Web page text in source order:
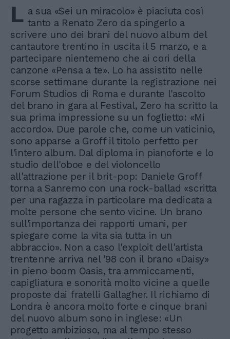
L a sua «Sei un miracolo» è piaciuta così
tanto a Renato Zero da spingerlo a
scrivere uno dei brani del nuovo album del
cantautore trentino in uscita il 5 marzo, e a
partecipare nientemeno che ai cori della
canzone «Pensa a te». Lo ha assistito nelle
scorse settimane durante la registrazione nei
Forum Studios di Roma e durante l'ascolto
del brano in gara al Festival, Zero ha scritto la
sua prima impressione su un foglietto: «Mi
accordo». Due parole che, come un vaticinio,
sono apparse a Groff il titolo perfetto per
l'intero album. Dal diploma in pianoforte e lo
studio dell'oboe e del violoncello
all'attrazione per il brit-pop: Daniele Groff
torna a Sanremo con una rock-ballad «scritta
per una ragazza in particolare ma dedicata a
molte persone che sento vicine. Un brano
sull'importanza dei rapporti umani, per
spiegare come la vita sia tutta in un
abbraccio». Non a caso l'exploit dell'artista
trentenne arriva nel '98 con il brano «Daisy»
in pieno boom Oasis, tra ammiccamenti,
capigliatura e sonorità molto vicine a quelle
proposte dai fratelli Gallagher. Il richiamo di
Londra è ancora molto forte e cinque brani
del nuovo album sono in inglese: «Un
progetto ambizioso, ma al tempo stesso